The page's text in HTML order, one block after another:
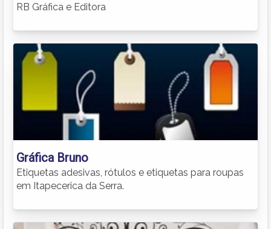
RB Gráfica e Editora
Gráfica Bruno
Etiquetas adesivas, rótulos e etiquetas para roupas
em Itapecerica da Serra.